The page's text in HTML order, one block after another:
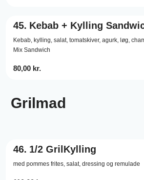
45. Kebab + Kylling
Kebab, kylling, salat, tomatskiver, agurk, løg,
Mix Sandwich
80,00 kr.
Grilmad
46. 1/2 GrilKylling
med pommes frites, salat, dressing og remulade